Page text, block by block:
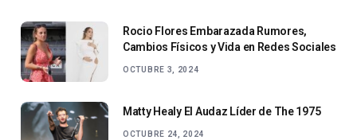
Rocio Flores Embarazada Rumores,
Cambios Físicos y Vida en Redes Sociales
OCTUBRE 3, 2024
Matty Healy El Audaz Líder de The 1975
OCTUBRE 24, 2024